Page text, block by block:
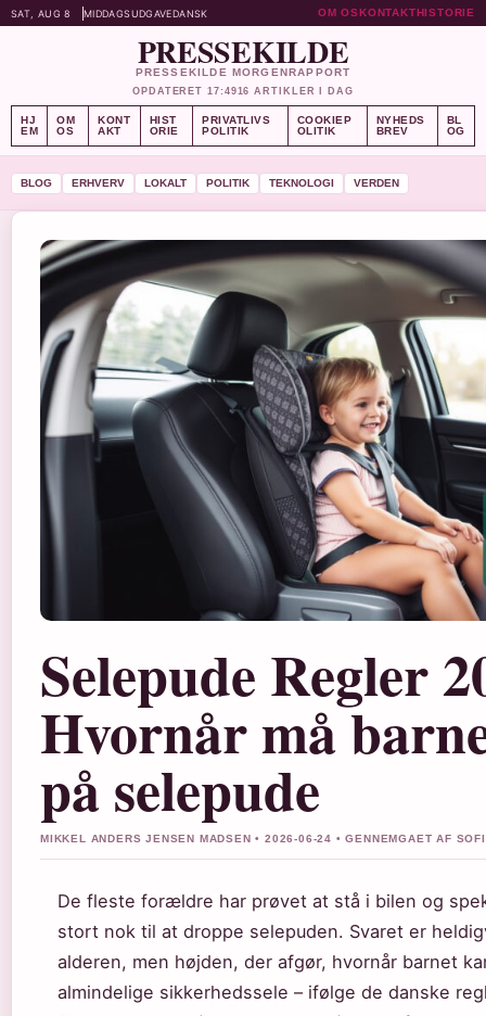
SAT, AUG 8 MIDDAGSUDGAVEDANSK OM OSKONTAKTHISTORIE
PRESSEKILDE
PRESSEKILDE MORGENRAPPORT
OPDATERET 17:4916 ARTIKLER I DAG
HJ
EM
OM
OS
KONT
AKT
HIST
ORIE
PRIVATLIVS
POLITIK
COOKIEP
OLITIK
NYHEDS
BREV
BL
OG
BLOG ERHVERV LOKALT POLITIK TEKNOLOGI VERDEN
Selepude Regler
Hvornår må
på selepude
MIKKEL ANDERS JENSEN MADSEN • 2026-06-24 • GENNEMGAET AF
De fleste forældre har prøvet at stå i bilen og
stort nok til at droppe selepuden. Svaret er
alderen, men højden, der afgør, hvornår barnet
almindelige sikkerhedssele – ifølge de danske